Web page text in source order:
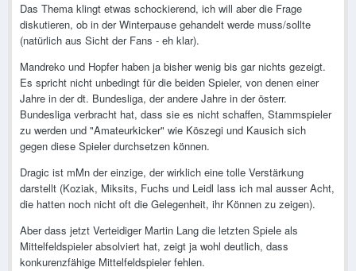
Das Thema klingt etwas schockierend, ich will aber die Frage
diskutieren, ob in der Winterpause gehandelt werde muss/sollte
(natürlich aus Sicht der Fans - eh klar).
Mandreko und Hopfer haben ja bisher wenig bis gar nichts gezeigt.
Es spricht nicht unbedingt für die beiden Spieler, von denen einer
Jahre in der dt. Bundesliga, der andere Jahre in der österr.
Bundesliga verbracht hat, dass sie es nicht schaffen, Stammspieler
zu werden und "Amateurkicker" wie Köszegi und Kausich sich
gegen diese Spieler durchsetzen können.
Dragic ist mMn der einzige, der wirklich eine tolle Verstärkung
darstellt (Koziak, Miksits, Fuchs und Leidl lass ich mal ausser Acht,
die hatten noch nicht oft die Gelegenheit, ihr Können zu zeigen).
Aber dass jetzt Verteidiger Martin Lang die letzten Spiele als
Mittelfeldspieler absolviert hat, zeigt ja wohl deutlich, dass
konkurenzfähige Mittelfeldspieler fehlen.